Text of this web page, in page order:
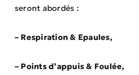
seront abordés :
– Respiration & Epaules,
– Points d’appuis & Foulée,